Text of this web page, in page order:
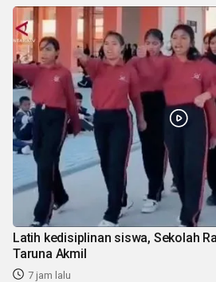
Latih kedisiplinan siswa, Sekolah
Taruna Akmil
7 jam lalu